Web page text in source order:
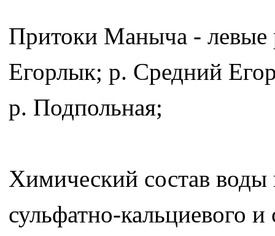
Притоки Маныча - левые
Егорлык; р. Средний
р. Подпольная;
Химический состав воды
сульфатно-кальциевого